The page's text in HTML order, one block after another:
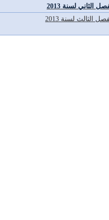
الثاني لسنة 2013
الثالث لسنة 2013